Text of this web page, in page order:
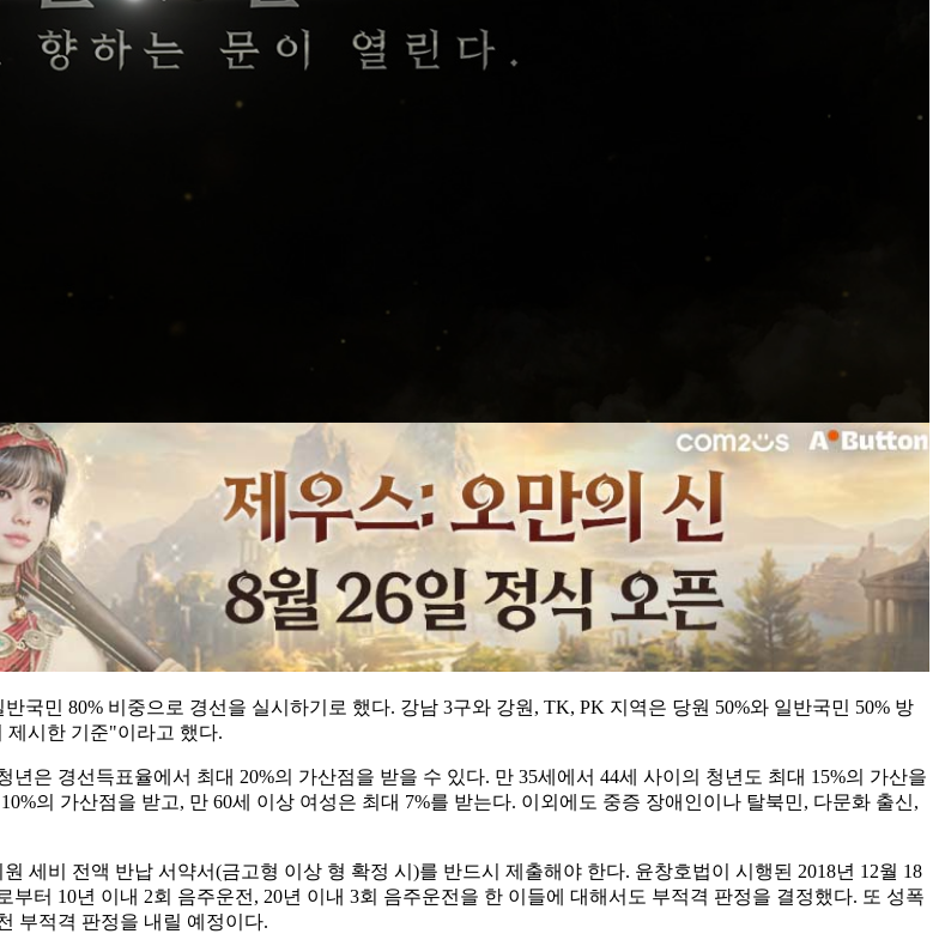
국민 80% 비중으로 경선을 실시하기로 했다. 강남 3구와 강원, TK, PK 지역은 당원 50%와 일반국민 50% 방
제시한 기준"이라고 했다.
은 경선득표율에서 최대 20%의 가산점을 받을 수 있다. 만 35세에서 44세 사이의 청년도 최대 15%의 가산을
의 가산점을 받고, 만 60세 이상 여성은 최대 7%를 받는다. 이외에도 중증 장애인이나 탈북민, 다문화 출신,
세비 전액 반납 서약서(금고형 이상 형 확정 시)를 반드시 제출해야 한다. 윤창호법이 시행된 2018년 12월 18
터 10년 이내 2회 음주운전, 20년 이내 3회 음주운전을 한 이들에 대해서도 부적격 판정을 결정했다. 또 성폭
부적격 판정을 내릴 예정이다.